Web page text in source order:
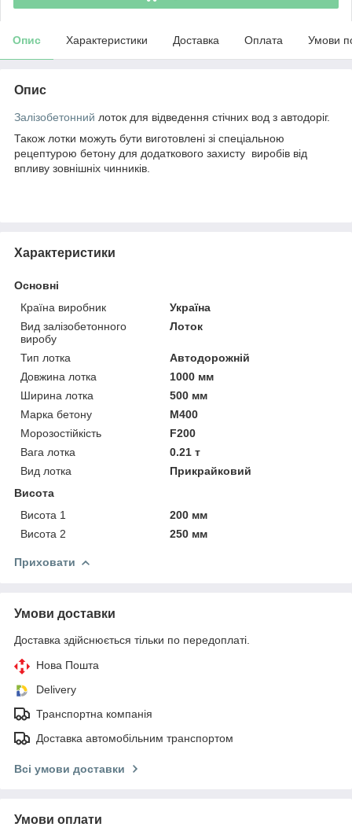
Опис Характеристики Доставка Оплата Умови
Опис
Залізобетонний лоток для відведення стічних вод з автодоріг.
Також лотки можуть бути виготовлені зі спеціальною
рецептурою бетону для додаткового захисту виробів від
впливу зовнішніх чинників.
Характеристики
Основні
Країна виробник
Україна
Вид залізобетонного
виробу
Лоток
Тип лотка
Автодорожній
Довжина лотка
1000 мм
Ширина лотка
500 мм
Марка бетону
М400
Морозостійкість
F200
Вага лотка
0.21 т
Вид лотка
Прикрайковий
Висота
Висота 1
200 мм
Висота 2
250 мм
Приховати
Умови доставки
Доставка здійснюється тільки по передоплаті.
Нова Пошта
Delivery
Транспортна компанія
Доставка автомобільним транспортом
Всі умови доставки
Умови оплати